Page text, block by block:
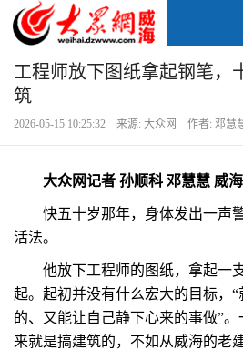
工程师放下图纸拿起钢笔，
筑
2026-05-15 10:25:32 来源: 大众网 作者: 邓慧
大众网记者 孙顺科 邓慧慧 威
快五十岁那年，身体发出一声
活法。
他放下工程师的图纸，拿起一
起。起初并没有什么宏大的目标，
的、又能让自己静下心来的事做”
来就是搞建筑的，不如从威海的老